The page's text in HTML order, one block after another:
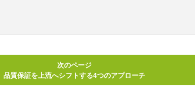
次のページ
品質保証を上流へシフトする4つのアプローチ